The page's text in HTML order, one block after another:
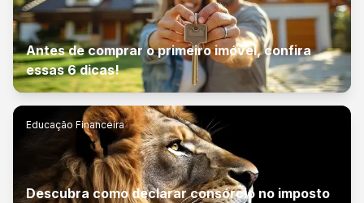
Antes de comprar o primeiro imóvel, confira
essas 6 dicas!
Educação Financeira
Descubra como declarar consórcio no imposto